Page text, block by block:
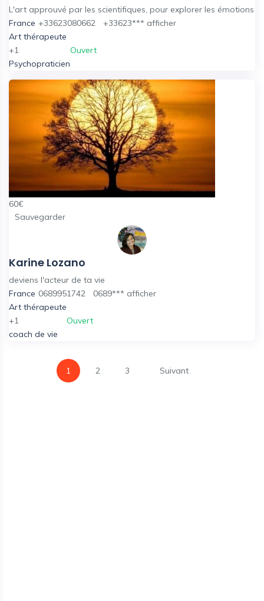
L'art approuvé par les scientifiques, pour explorer les émotions
France +33623080662 +33623*** afficher
Art thérapeute
+1
Psychopraticien
Ouvert
60€
Sauvegarder
Karine Lozano
deviens l'acteur de ta vie
France 0689951742 0689*** afficher
Art thérapeute
+1
coach de vie
Ouvert
1 2 3 Suivant